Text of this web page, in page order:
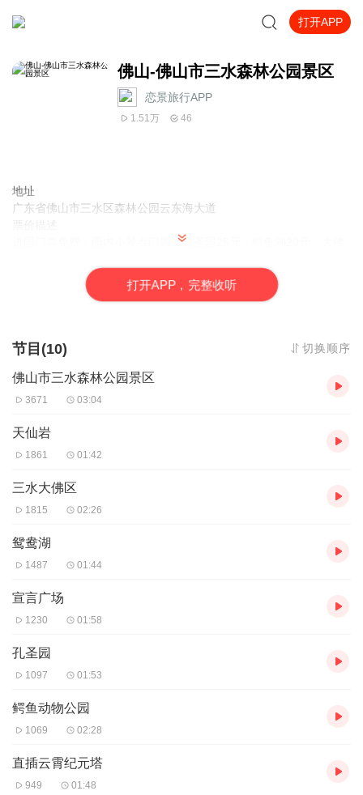
打开APP
佛山-佛山市三水森林公园景区
恋景旅行APP
1.51万 46
地址
广东省佛山市三水区森林公园云东海大道
进园门票免费；园内小景点门票：孔圣园25元，鳄鱼湖20元，大佛
然后再换乘三水区域公交619路、633路至森林公园。 佛山旅游城巴
3线（魁奇路地铁站- 三水荷花世界）首末班时间参考：6:00-19:3
0，此线分段收费，全程约9元，行驶约1-1.5小时。
音频来源于链景旅行
打开APP，完整收听
节目(10) 切换顺序
佛山市三水森林公园景区
3671 03:04
天仙岩
1861 01:42
三水大佛区
1815 02:26
鸳鸯湖
1487 01:44
宣言广场
1230 01:58
孔圣园
1097 01:53
鳄鱼动物公园
1069 02:28
直插云霄纪元塔
949 01:48